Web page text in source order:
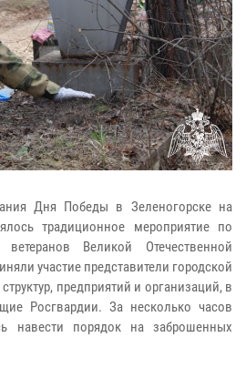
Дня Победы в Зеленогорске на
традиционное мероприятие по
ветеранов Великой Отечественной
участие представители городской
предприятий и организаций, в
Росгвардии. За несколько часов
навести порядок на заброшенных